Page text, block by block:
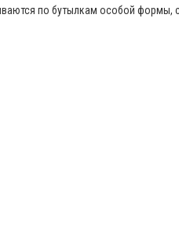
по бутылкам особой формы,